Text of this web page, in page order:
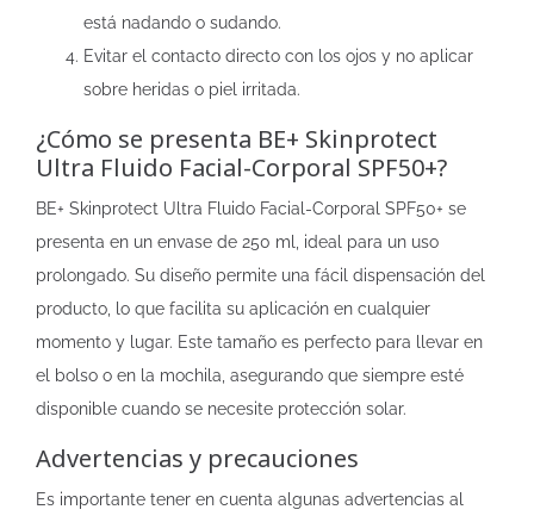
está nadando o sudando.
Evitar el contacto directo con los ojos y no aplicar
sobre heridas o piel irritada.
¿Cómo se presenta BE+ Skinprotect
Ultra Fluido Facial-Corporal SPF50+?
BE+ Skinprotect Ultra Fluido Facial-Corporal SPF50+ se
presenta en un envase de 250 ml, ideal para un uso
prolongado. Su diseño permite una fácil dispensación del
producto, lo que facilita su aplicación en cualquier
momento y lugar. Este tamaño es perfecto para llevar en
el bolso o en la mochila, asegurando que siempre esté
disponible cuando se necesite protección solar.
Advertencias y precauciones
Es importante tener en cuenta algunas advertencias al